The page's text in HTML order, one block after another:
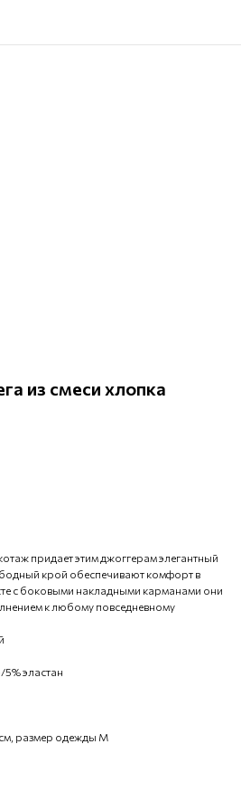
из смеси хлопка
придает этим джоггерам элегантный
крой обеспечивают комфорт в
с боковыми накладными карманами они
к любому повседневному
5% эластан
размер одежды M